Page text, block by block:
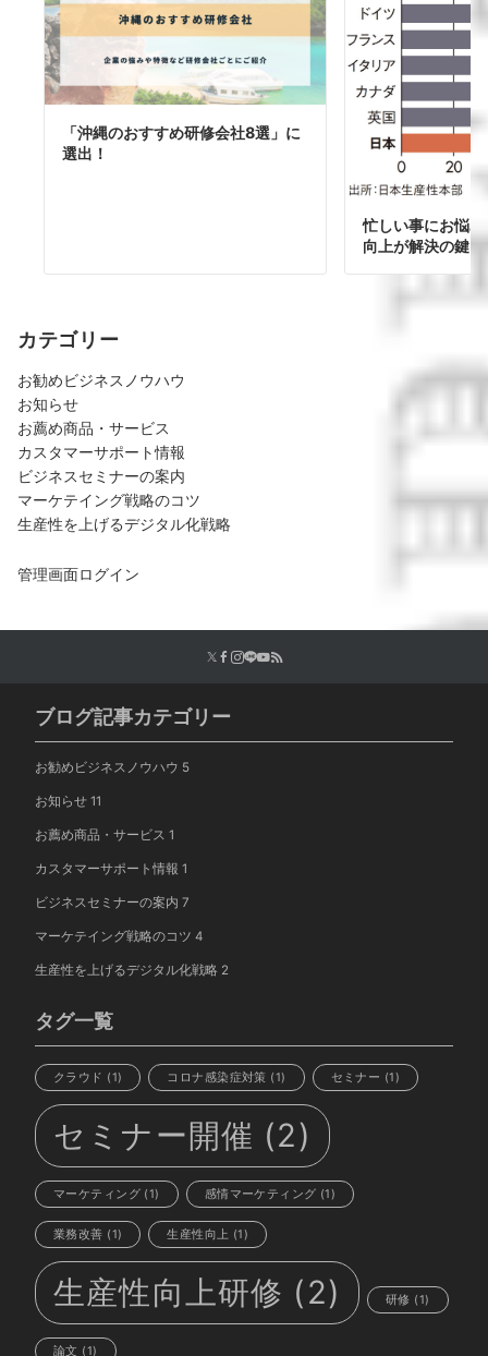
「沖縄のおすすめ研修会社8選」に
選出！
忙しい事にお悩
向上が解決の鍵
カテゴリー
お勧めビジネスノウハウ
お知らせ
お薦め商品・サービス
カスタマーサポート情報
ビジネスセミナーの案内
マーケテイング戦略のコツ
生産性を上げるデジタル化戦略
管理画面ログイン
ブログ記事カテゴリー
お勧めビジネスノウハウ 5
お知らせ 11
お薦め商品・サービス 1
カスタマーサポート情報 1
ビジネスセミナーの案内 7
マーケテイング戦略のコツ 4
生産性を上げるデジタル化戦略 2
タグ一覧
クラウド (1) コロナ感染症対策 (1) セミナー (1)
セミナー開催 (2)
マーケティング (1) 感情マーケティング (1)
業務改善 (1) 生産性向上 (1)
生産性向上研修 (2) 研修 (1)
論文 (1)